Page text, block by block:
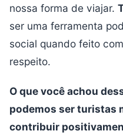
nossa forma de viajar.
ser uma ferramenta
social quando feito
respeito.
O que você achou
podemos ser turistas
contribuir